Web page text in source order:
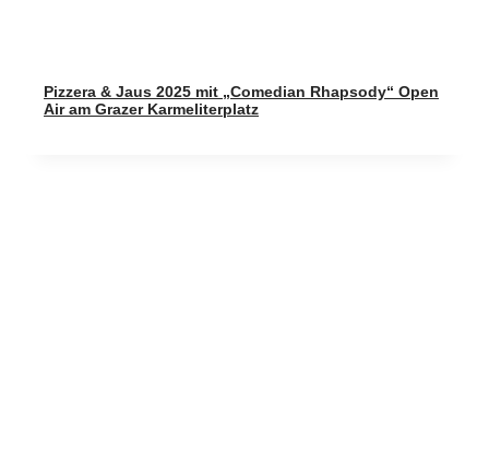
Pizzera & Jaus 2025 mit „Comedian Rhapsody“ Open
Air am Grazer Karmeliterplatz